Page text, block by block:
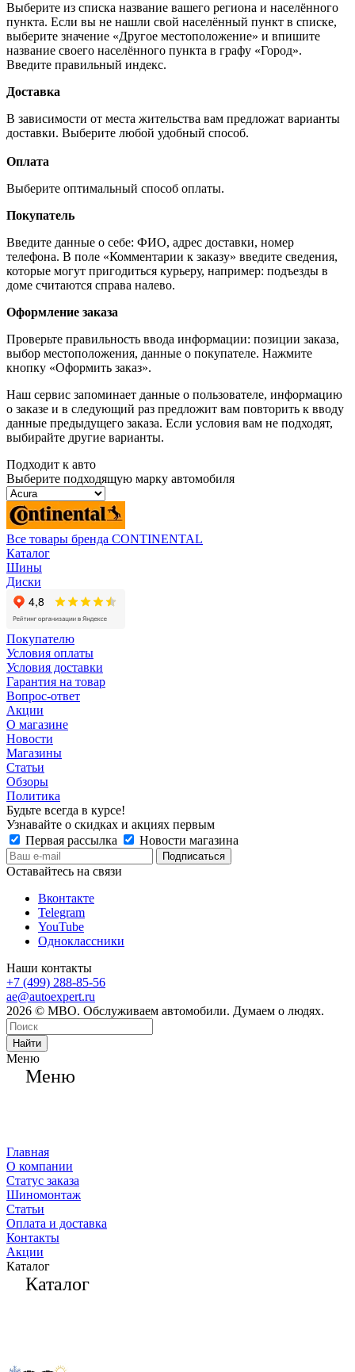
Выберите из списка название вашего региона и населённого
пункта. Если вы не нашли свой населённый пункт в списке,
выберите значение «Другое местоположение» и впишите
название своего населённого пункта в графу «Город».
Введите правильный индекс.
Доставка
В зависимости от места жительства вам предложат варианты
доставки. Выберите любой удобный способ.
Оплата
Выберите оптимальный способ оплаты.
Покупатель
Введите данные о себе: ФИО, адрес доставки, номер
телефона. В поле «Комментарии к заказу» введите сведения,
которые могут пригодиться курьеру, например: подъезды в
доме считаются справа налево.
Оформление заказа
Проверьте правильность ввода информации: позиции заказа,
выбор местоположения, данные о покупателе. Нажмите
кнопку «Оформить заказ».
Наш сервис запоминает данные о пользователе, информацию
о заказе и в следующий раз предложит вам повторить к вводу
данные предыдущего заказа. Если условия вам не подходят,
выбирайте другие варианты.
Подходит к авто
Выберите подходящую марку автомобиля
Все товары бренда CONTINENTAL
Каталог
Шины
Диски
Покупателю
Условия оплаты
Условия доставки
Гарантия на товар
Вопрос-ответ
Акции
О магазине
Новости
Магазины
Статьи
Обзоры
Политика
Будьте всегда в курсе!
Узнавайте о скидках и акциях первым
Первая рассылка
Новости магазина
Оставайтесь на связи
Вконтакте
Telegram
YouTube
Одноклассники
Наши контакты
+7 (499) 288-85-56
ae@autoexpert.ru
2026 © МВО. Обслуживаем автомобили. Думаем о людях.
Найти
Меню
Меню
Главная
О компании
Статус заказа
Шиномонтаж
Статьи
Оплата и доставка
Контакты
Акции
Каталог
Каталог